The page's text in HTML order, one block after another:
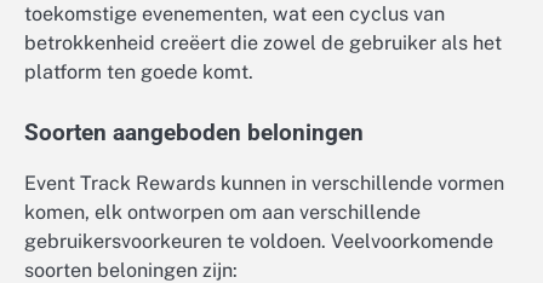
toekomstige evenementen, wat een cyclus van
betrokkenheid creëert die zowel de gebruiker als het
platform ten goede komt.
Soorten aangeboden beloningen
Event Track Rewards kunnen in verschillende vormen
komen, elk ontworpen om aan verschillende
gebruikersvoorkeuren te voldoen. Veelvoorkomende
soorten beloningen zijn: